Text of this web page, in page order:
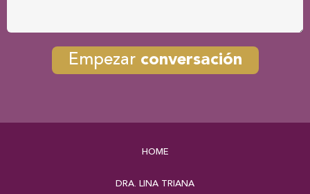
Empezar conversación
HOME
DRA. LINA TRIANA